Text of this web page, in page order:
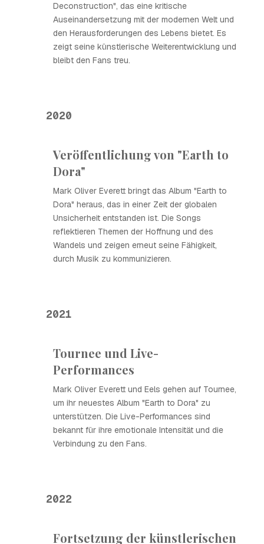
Deconstruction", das eine kritische
Auseinandersetzung mit der modernen Welt und
den Herausforderungen des Lebens bietet. Es
zeigt seine künstlerische Weiterentwicklung und
bleibt den Fans treu.
2020
Veröffentlichung von "Earth to
Dora"
Mark Oliver Everett bringt das Album "Earth to
Dora" heraus, das in einer Zeit der globalen
Unsicherheit entstanden ist. Die Songs
reflektieren Themen der Hoffnung und des
Wandels und zeigen erneut seine Fähigkeit,
durch Musik zu kommunizieren.
2021
Tournee und Live-
Performances
Mark Oliver Everett und Eels gehen auf Tournee,
um ihr neuestes Album "Earth to Dora" zu
unterstützen. Die Live-Performances sind
bekannt für ihre emotionale Intensität und die
Verbindung zu den Fans.
2022
Fortsetzung der künstlerischen